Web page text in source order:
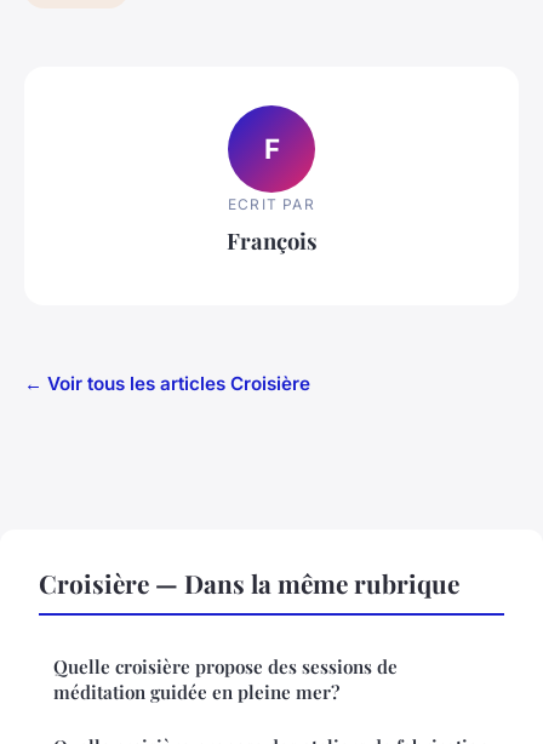
F
ECRIT PAR
François
← Voir tous les articles Croisière
Croisière — Dans la même rubrique
Quelle croisière propose des sessions de
méditation guidée en pleine mer?